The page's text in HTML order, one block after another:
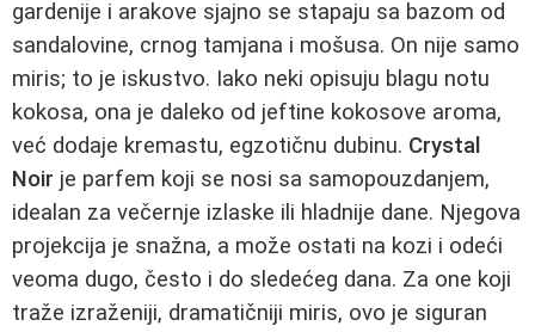
gardenije i arakove sjajno se stapaju sa bazom od
sandalovine, crnog tamjana i mošusa. On nije samo
miris; to je iskustvo. Iako neki opisuju blagu notu
kokosa, ona je daleko od jeftine kokosove aroma,
već dodaje kremastu, egzotičnu dubinu. Crystal
Noir je parfem koji se nosi sa samopouzdanjem,
idealan za večernje izlaske ili hladnije dane. Njegova
projekcija je snažna, a može ostati na kozi i odeći
veoma dugo, često i do sledećeg dana. Za one koji
traže izraženiji, dramatičniji miris, ovo je siguran